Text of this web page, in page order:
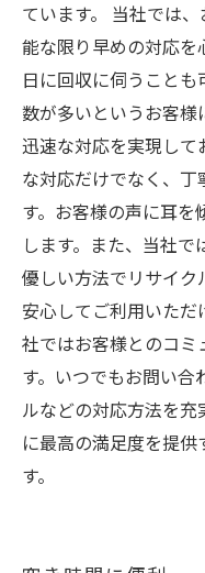
ています。 当社では
能な限り早めの対応を
日に回収に伺うこと
数が多いというお客様
迅速な対応を実現して
な対応だけでなく、
す。お客様の声に耳
します。また、当社
優しい方法でリサイク
安心してご利用いた
社ではお客様とのコミ
す。いつでもお問い合
ルなどの対応方法を
に最高の満足度を提
す。